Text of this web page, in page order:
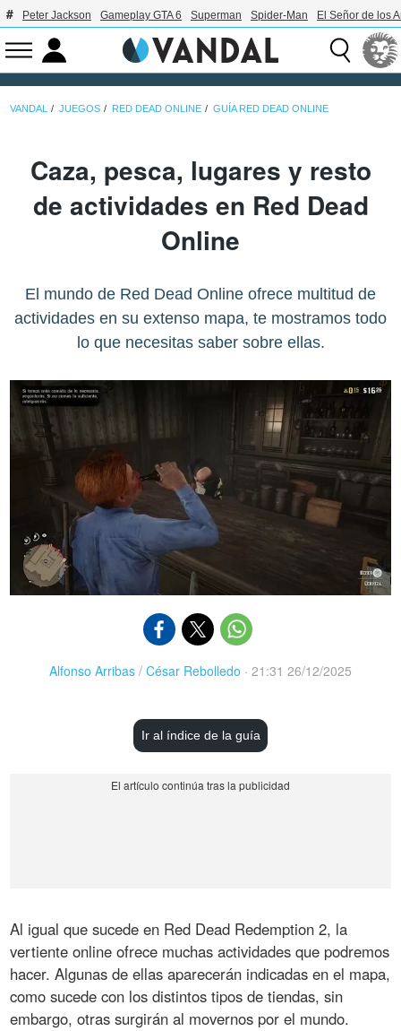
Peter Jackson Gameplay GTA 6 Superman Spider-Man El Señor de los
VANDAL JUEGOS RED DEAD ONLINE GUÍA RED DEAD ONLINE
Caza, pesca, lugares y resto
de actividades en Red Dead
Online
El mundo de Red Dead Online ofrece multitud de
actividades en su extenso mapa, te mostramos todo
lo que necesitas saber sobre ellas.
Alfonso Arribas / César Rebolledo · 21:31 26/12/2025
Ir al índice de la guía
Al igual que sucede en Red Dead Redemption 2, la
vertiente online ofrece muchas actividades que podremos
hacer. Algunas de ellas aparecerán indicadas en el mapa,
como sucede con los distintos tipos de tiendas, sin
embargo, otras surgirán al movernos por el mundo.